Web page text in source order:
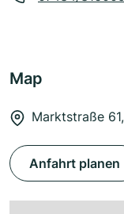
Map
Marktstraße
Anfahrt planen